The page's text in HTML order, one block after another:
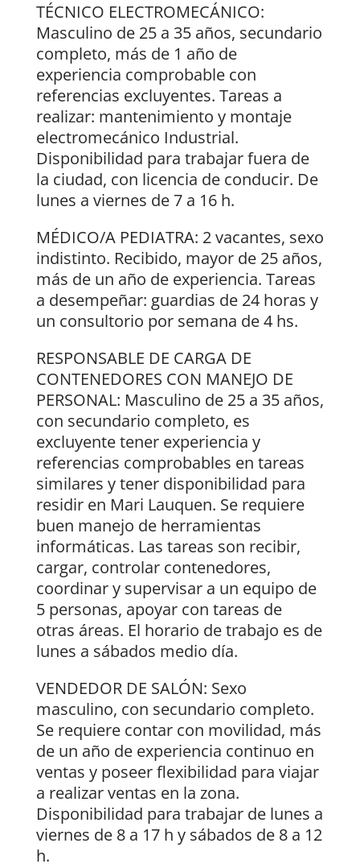
TÉCNICO ELECTROMECÁNICO:
Masculino de 25 a 35 años, secundario
completo, más de 1 año de
experiencia comprobable con
referencias excluyentes. Tareas a
realizar: mantenimiento y montaje
electromecánico Industrial.
Disponibilidad para trabajar fuera de
la ciudad, con licencia de conducir. De
lunes a viernes de 7 a 16 h.
MÉDICO/A PEDIATRA: 2 vacantes, sexo
indistinto. Recibido, mayor de 25 años,
más de un año de experiencia. Tareas
a desempeñar: guardias de 24 horas y
un consultorio por semana de 4 hs.
RESPONSABLE DE CARGA DE
CONTENEDORES CON MANEJO DE
PERSONAL: Masculino de 25 a 35 años,
con secundario completo, es
excluyente tener experiencia y
referencias comprobables en tareas
similares y tener disponibilidad para
residir en Mari Lauquen. Se requiere
buen manejo de herramientas
informáticas. Las tareas son recibir,
cargar, controlar contenedores,
coordinar y supervisar a un equipo de
5 personas, apoyar con tareas de
otras áreas. El horario de trabajo es de
lunes a sábados medio día.
VENDEDOR DE SALÓN: Sexo
masculino, con secundario completo.
Se requiere contar con movilidad, más
de un año de experiencia continuo en
ventas y poseer flexibilidad para viajar
a realizar ventas en la zona.
Disponibilidad para trabajar de lunes a
viernes de 8 a 17 h y sábados de 8 a 12
h.